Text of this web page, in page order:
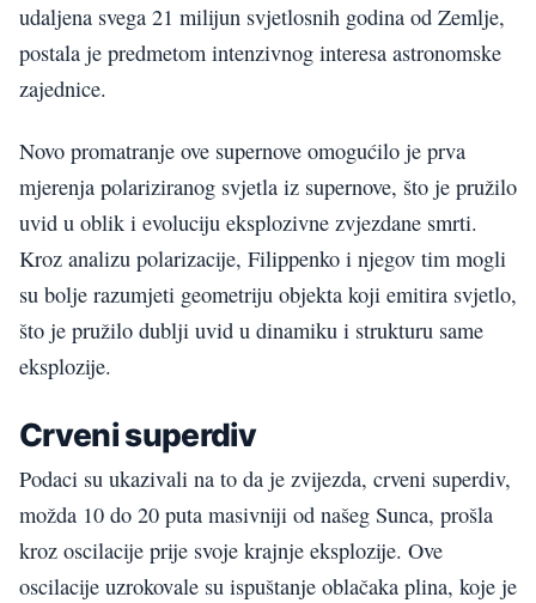
udaljena svega 21 milijun svjetlosnih godina od Zemlje,
postala je predmetom intenzivnog interesa astronomske
zajednice.
Novo promatranje ove supernove omogućilo je prva
mjerenja polariziranog svjetla iz supernove, što je pružilo
uvid u oblik i evoluciju eksplozivne zvjezdane smrti.
Kroz analizu polarizacije, Filippenko i njegov tim mogli
su bolje razumjeti geometriju objekta koji emitira svjetlo,
što je pružilo dublji uvid u dinamiku i strukturu same
eksplozije.
Crveni superdiv
Podaci su ukazivali na to da je zvijezda, crveni superdiv,
možda 10 do 20 puta masivniji od našeg Sunca, prošla
kroz oscilacije prije svoje krajnje eksplozije. Ove
oscilacije uzrokovale su ispuštanje oblačaka plina, koje je